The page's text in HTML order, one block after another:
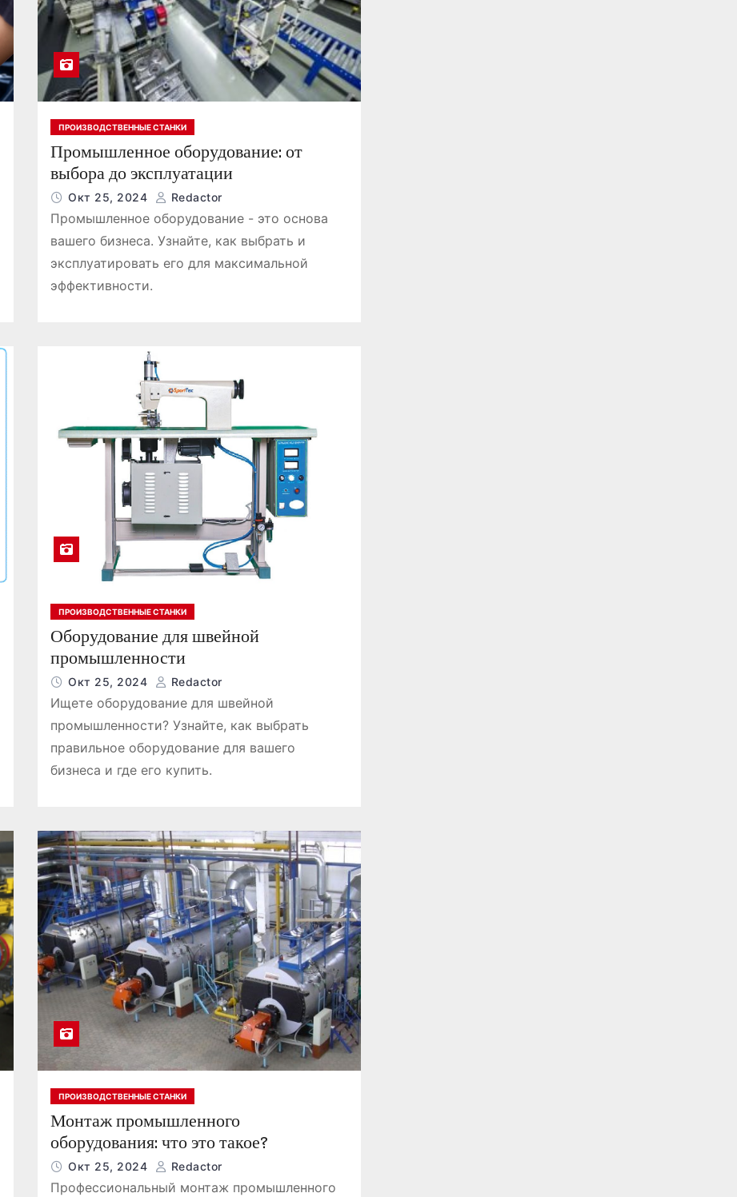
ПРОИЗВОДСТВЕННЫЕ СТАНКИ
Промышленное оборудование: от
выбора до эксплуатации
Окт 25, 2024 Redactor
Промышленное оборудование - это основа
вашего бизнеса. Узнайте, как выбрать и
эксплуатировать его для максимальной
эффективности.
ПРОИЗВОДСТВЕННЫЕ СТАНКИ
Оборудование для швейной
промышленности
Окт 25, 2024 Redactor
Ищете оборудование для швейной
промышленности? Узнайте, как выбрать
правильное оборудование для вашего
бизнеса и где его купить.
ПРОИЗВОДСТВЕННЫЕ СТАНКИ
Монтаж промышленного
оборудования: что это такое?
Окт 25, 2024 Redactor
Профессиональный монтаж промышленного